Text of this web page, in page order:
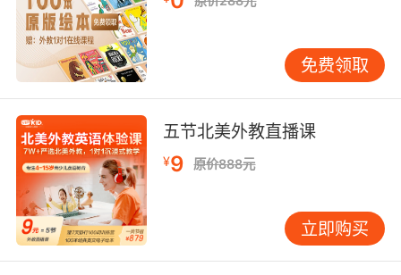
掌握时态、从句等核心点。传统教学常过于抽
象，孩子难以理解为何有这么多“规则”。其实，
语法是语言的“骨架”，使表达更准确、清晰。我
常告诉学生：学语法不是为了考试，而是为了让
英语说得更地道、写得更规范。教学中，我会将
抽象规则转化为具体场景。例如教“被动语态”
时，不直接讲“be动词+过去分词”公式，而是先设
情境：“如果教室每天都被打扫得很干净，该怎么
表达？”孩子可能自然说出
“Theclassroomiscleanedeveryday.”我再引导他
们观察句子结构，总结规则。这种从“用”到“记”的
过程，理解更深刻，也更容易迁移。高中阶段：
免费领取
五节北美外教直播课
¥9 原价888元
立即购买